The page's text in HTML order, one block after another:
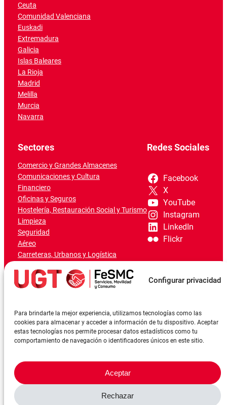
Configurar privacidad
Para brindarte la mejor experiencia, utilizamos tecnologías como las
cookies para almacenar y acceder a información de tu dispositivo. Aceptar
estas tecnologías nos permite procesar datos estadísticos como tu
comportamiento de navegación o identificadores únicos en este sitio.
Aceptar
Rechazar
Ceuta
Comunidad Valenciana
Euskadi
Extremadura
Galicia
Islas Baleares
La Rioja
Madrid
Melilla
Murcia
Navarra
Sectores
Comercio y Grandes Almacenes
Comunicaciones y Cultura
Financiero
Oficinas y Seguros
Hostelería, Restauración Social y Turismo
Limpieza
Seguridad
Aéreo
Carreteras, Urbanos y Logística
Marítimo-Portuario
Redes Sociales
Facebook
X
YouTube
Instagram
LinkedIn
Flickr
©FeSMCUGT 2024